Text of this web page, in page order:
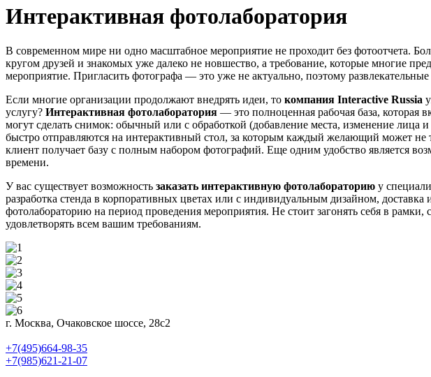
Интерактивная фотолаборатория
В современном мире ни одно масштабное мероприятие не проходит без фотоотчета.
кругом друзей и знакомых уже далеко не новшество, а требование, которые многие
мероприятие. Пригласить фотографа — это уже не актуально, поэтому
Если многие организации продолжают внедрять идеи, то компания Interactive Russia
услугу? Интерактивная фотолаборатория — это полноценная рабочая база, которая
могут сделать снимок: обычный или с обработкой (добавление места, изменение
быстро отправляются на интерактивный стол, за которым каждый желающий может не
клиент получает базу с полным набором фотографий. Еще одним удобство является
времени.
У вас существует возможность заказать интерактивную фотолабораторию у
разработка стенда в корпоративных цветах или с индивидуальным дизайном,
фотолабораторию на период проведения мероприятия. Не стоит загонять себя в
удовлетворять всем вашим требованиям.
г. Москва, Очаковское шоссе, 28с2
+7(495)664-98-35
+7(985)621-21-07